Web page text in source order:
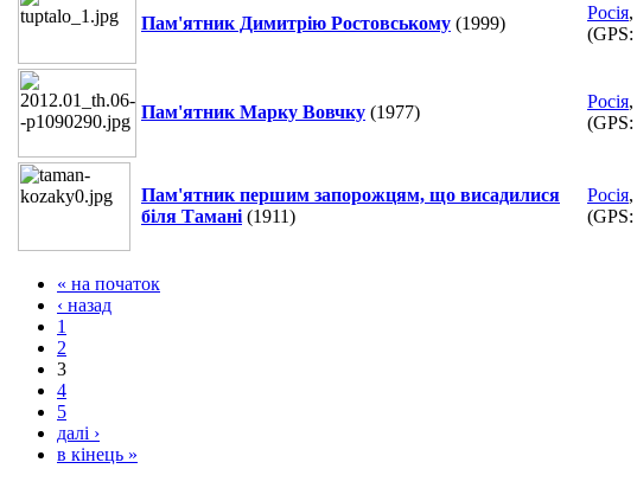
Пам'ятник Димитрію Ростовському (1999)
Росія,
(GPS:
Пам'ятник Марку Вовчку (1977)
Росія,
(GPS:
Пам'ятник першим запорожцям, що висадилися
біля Тамані (1911)
Росія,
(GPS:
« на початок
‹ назад
1
2
3
4
5
далі ›
в кінець »